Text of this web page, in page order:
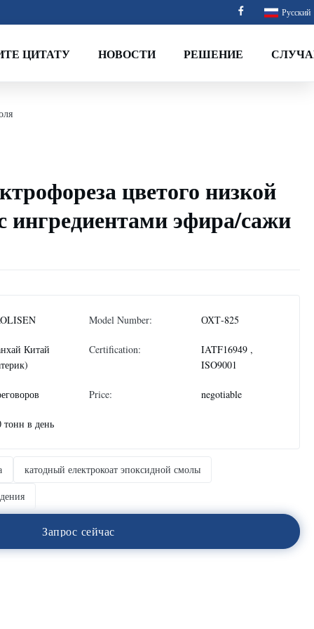
Русский
ЦИТАТУ НОВОСТИ РЕШЕНИЕ
цветого низкой
ингредиентами эфира/сажи
Model Number: ОХТ-825
Китай
Certification:
IATF16949 ,
ISO9001
Price: negotiable
тонн в день
катодный електрокоат эпоксидной смолы
Запрос сейчас